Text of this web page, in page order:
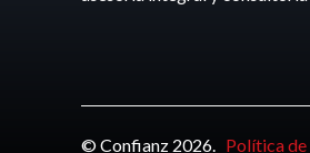
© Confianz 2026. Política